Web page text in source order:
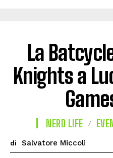
La
Knights a
NERD LIFE
di Salvatore Miccoli